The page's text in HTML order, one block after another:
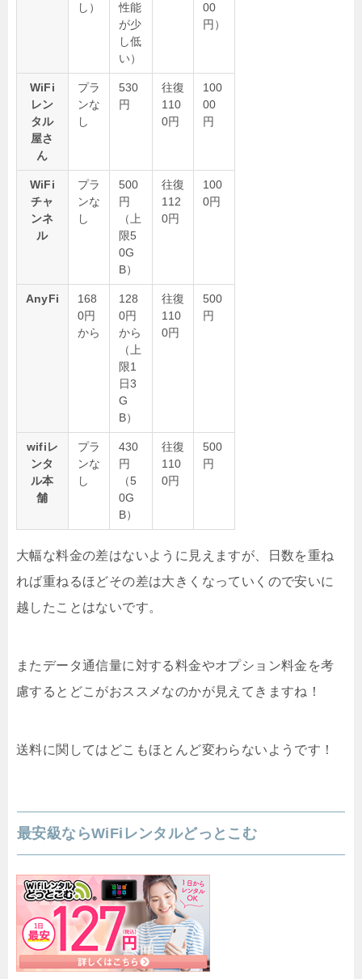
し）
性能
が少
し低
い）
00
円）
WiFi
レン
タル
屋さ
ん
プラ
ンな
し
530
円
往復
110
0円
100
00
円
WiFi
チャ
ンネ
ル
プラ
ンな
し
500
円
（上
限5
0G
B）
往復
112
0円
100
0円
AnyFi
168
0円
から
128
0円
から
（上
限1
日3
G
B）
往復
110
0円
500
円
wifiレ
ンタ
ル本
舗
プラ
ンな
し
430
円
（5
0G
B）
往復
110
0円
500
円
大幅な料金の差はないように見えますが、日数を重ね
れば重ねるほどその差は大きくなっていくので安いに
越したことはないです。
またデータ通信量に対する料金やオプション料金を考
慮するとどこがおススメなのかが見えてきますね！
送料に関してはどこもほとんど変わらないようです！
最安級ならWiFiレンタルどっとこむ